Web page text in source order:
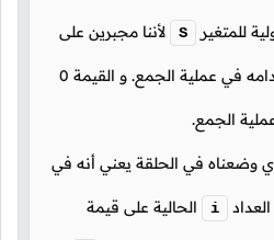
للمتغير S لأننا مجبرين على
في عملية الجمع. و القيمة 0
الجمع.
وضعناه في الحلقة يعني أنه في
i الحالية على قيمة